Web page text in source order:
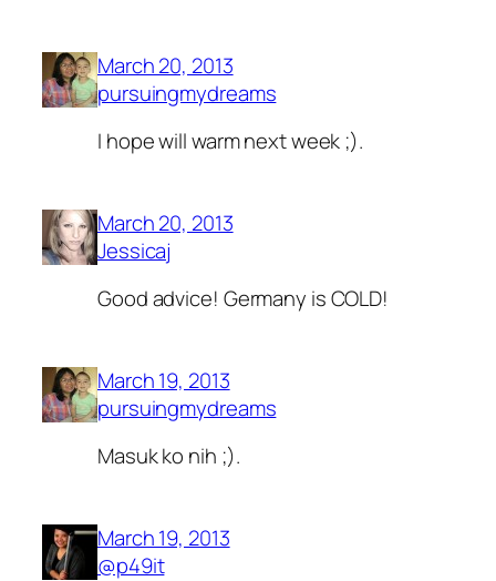
March 20, 2013
pursuingmydreams
I hope will warm next week ;).
March 20, 2013
Jessicaj
Good advice! Germany is COLD!
March 19, 2013
pursuingmydreams
Masuk ko nih ;).
March 19, 2013
@p49it